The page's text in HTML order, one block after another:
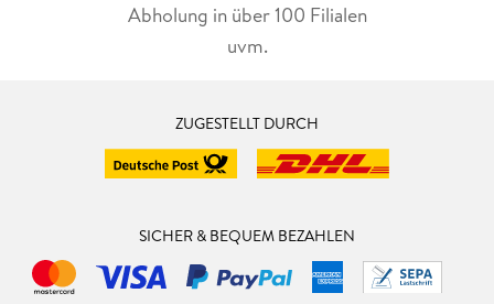
Abholung in über 100 Filialen
uvm.
ZUGESTELLT DURCH
SICHER & BEQUEM BEZAHLEN